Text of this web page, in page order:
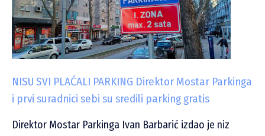
NISU SVI PLAĆALI PARKING Direktor Mostar Parkinga
i prvi suradnici sebi su sredili parking gratis
Direktor Mostar Parkinga Ivan Barbarić izdao je niz